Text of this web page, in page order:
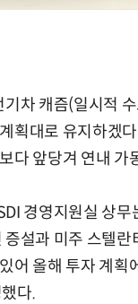
기차 캐즘(일시적
획대로 유지하겠
다 앞당겨 연내 가
경영지원실 상
증설과 미주 스텔
어 올해 투자 계획
다.